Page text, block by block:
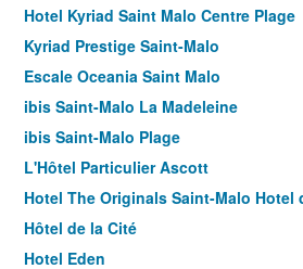
Hotel Kyriad Saint Malo Centre Plage
Kyriad Prestige Saint-Malo
Escale Oceania Saint Malo
ibis Saint-Malo La Madeleine
ibis Saint-Malo Plage
L'Hôtel Particulier Ascott
Hotel The Originals Saint-Malo Hotel
Hôtel de la Cité
Hotel Eden